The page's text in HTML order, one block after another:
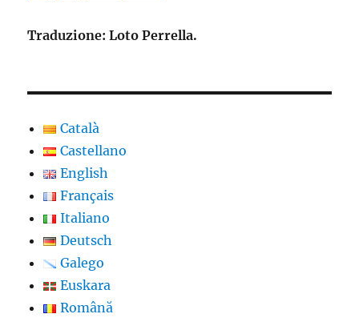
Traduzione: Loto Perrella.
Català
Castellano
English
Français
Italiano
Deutsch
Galego
Euskara
Română